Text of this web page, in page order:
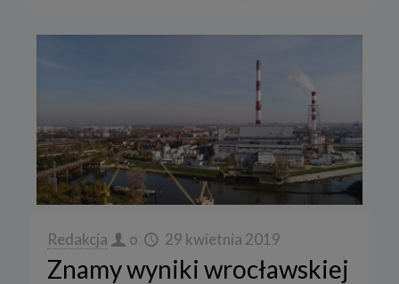
Redakcja o 29 kwietnia 2019
Znamy wyniki wrocławskiej